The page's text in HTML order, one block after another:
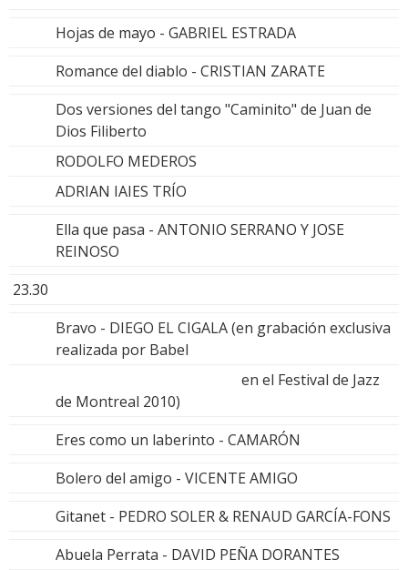
Hojas de mayo - GABRIEL ESTRADA
Romance del diablo - CRISTIAN ZARATE
Dos versiones del tango "Caminito" de Juan de
Dios Filiberto
RODOLFO MEDEROS
ADRIAN IAIES TRÍO
Ella que pasa - ANTONIO SERRANO Y JOSE
REINOSO
23.30
Bravo - DIEGO EL CIGALA (en grabación exclusiva
realizada por Babel
en el Festival de Jazz
de Montreal 2010)
Eres como un laberinto - CAMARÓN
Bolero del amigo - VICENTE AMIGO
Gitanet - PEDRO SOLER & RENAUD GARCÍA-FONS
Abuela Perrata - DAVID PEÑA DORANTES